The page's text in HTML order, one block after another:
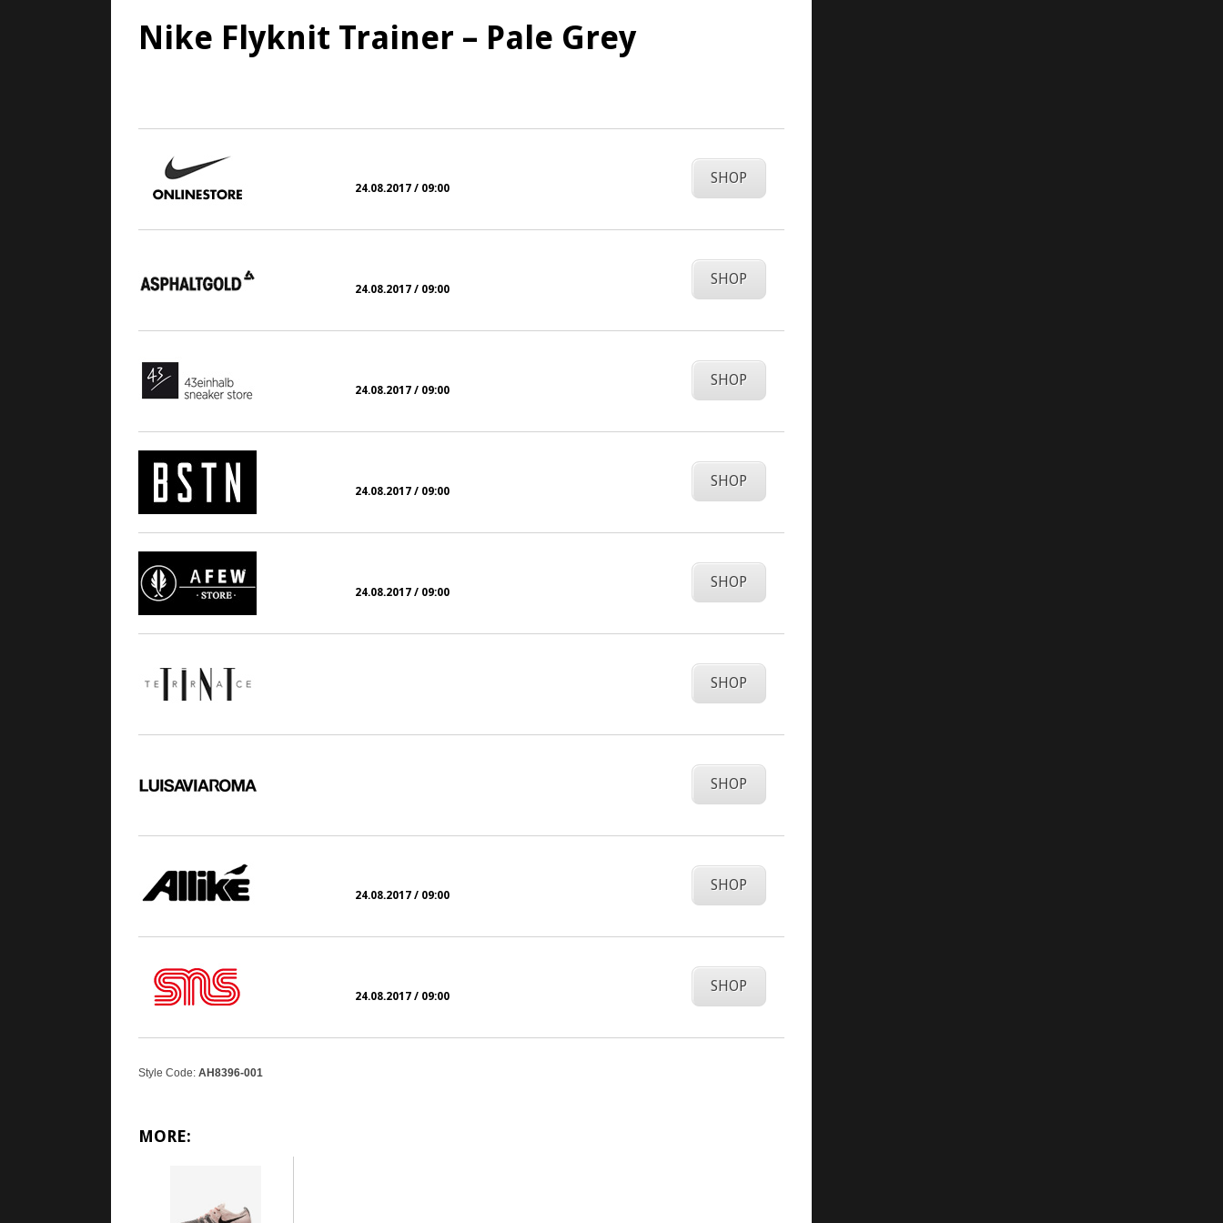
Nike Flyknit Trainer – Pale Grey
24.08.2017 / 09:00
SHOP
24.08.2017 / 09:00
SHOP
24.08.2017 / 09:00
SHOP
24.08.2017 / 09:00
SHOP
24.08.2017 / 09:00
SHOP
SHOP
SHOP
24.08.2017 / 09:00
SHOP
24.08.2017 / 09:00
SHOP
Style Code: AH8396-001
MORE: